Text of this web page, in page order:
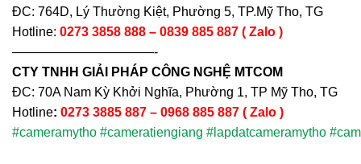
ĐC: 764D, Lý Thường Kiệt, Phường 5, TP.Mỹ Tho, TG
Hotline: 0273 3858 888 – 0839 885 887 ( Zalo )
———————————-
CTY TNHH GIẢI PHÁP CÔNG NGHỆ MTCOM
ĐC: 70A Nam Kỳ Khởi Nghĩa, Phường 1, TP Mỹ Tho, TG
Hotline: 0273 3885 887 – 0968 885 887 ( Zalo )
#cameramytho #cameratiengiang #lapdatcameramytho